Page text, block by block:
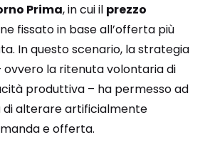
Prima, in cui il prezzo
fissato in base all’offerta più
In questo scenario, la strategia
ovvero la ritenuta volontaria di
produttiva – ha permesso ad
alterare artificialmente
e offerta.